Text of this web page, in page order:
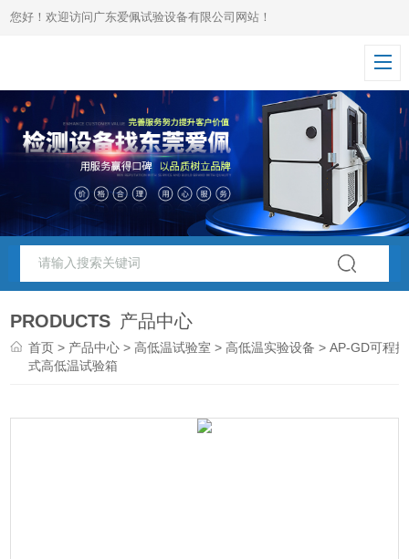
您好！欢迎访问广东爱佩试验设备有限公司网站！
PRODUCTS 产品中心
首页 > 产品中心 >高低温试验室 >高低温实验设备 > AP-GD可程控
式高低温试验箱